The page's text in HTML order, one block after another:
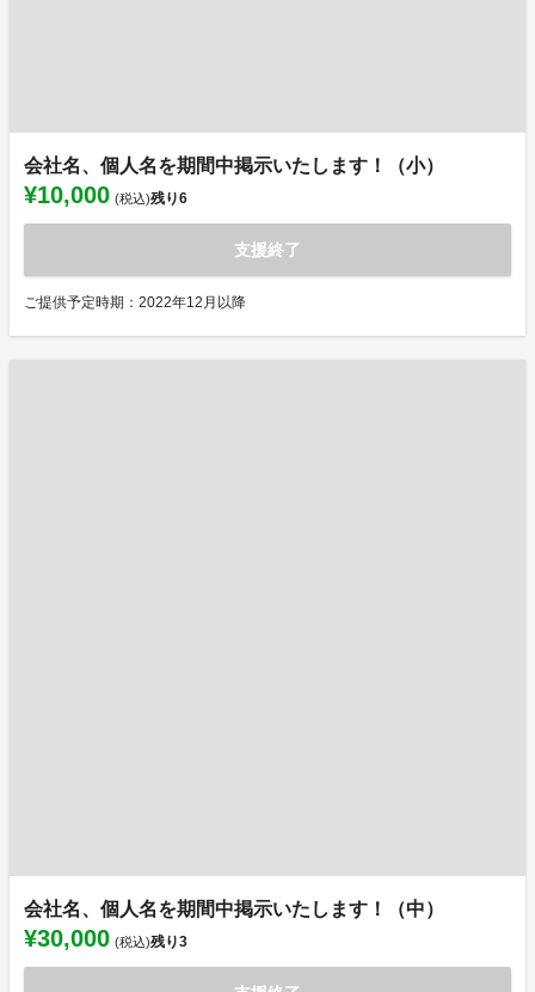
会社名、個人名を期間中掲示いたします！（小）
¥10,000 (税込)残り6
支援終了
ご提供予定時期：2022年12月以降
会社名、個人名を期間中掲示いたします！（中）
¥30,000 (税込)残り3